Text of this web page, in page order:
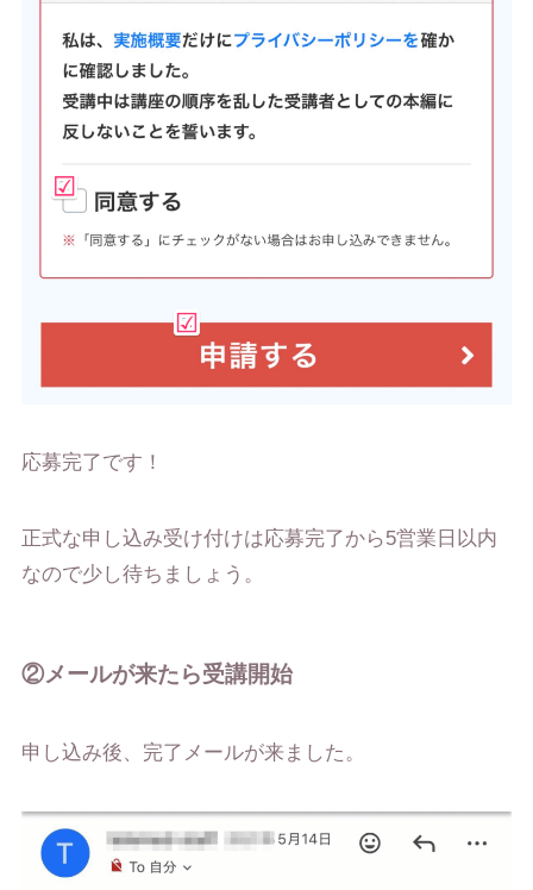
応募完了です！
正式な申し込み受け付けは応募完了から5営業日以内
なので少し待ちましょう。
②メールが来たら受講開始
申し込み後、完了メールが来ました。